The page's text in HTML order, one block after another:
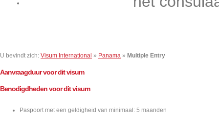
U bevindt zich: Visum International » Panama » Multiple Entry
Aanvraagduur voor dit visum
Benodigdheden voor dit visum
Paspoort met een geldigheid van minimaal: 5 maanden